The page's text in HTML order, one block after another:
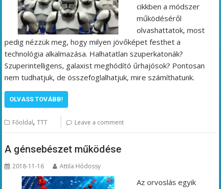
cikkben a módszer
működéséről
olvashattatok, most
pedig nézzük meg, hogy milyen jövőképet festhet a
technológia alkalmazása. Halhatatlan szuperkatonák?
Szuperintelligens, galaxist meghódító űrhajósok? Pontosan
nem tudhatjuk, de összefoglalhatjuk, mire számíthatunk.
OLVASS TOVÁBB!
Főoldal,TTT Leave a comment
A génsebészet működése
2018-11-16 Attila Hódossy
Az orvoslás egyik